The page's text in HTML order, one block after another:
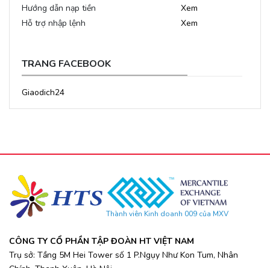
Hướng dẫn nạp tiền
Xem
Hỗ trợ nhập lệnh
Xem
TRANG FACEBOOK
Giaodich24
Thành viên Kinh doanh 009 của MXV
CÔNG TY CỔ PHẦN TẬP ĐOÀN HT VIỆT NAM
Trụ sở: Tầng 5M Hei Tower số 1 P.Ngụy Như Kon Tum, Nhân